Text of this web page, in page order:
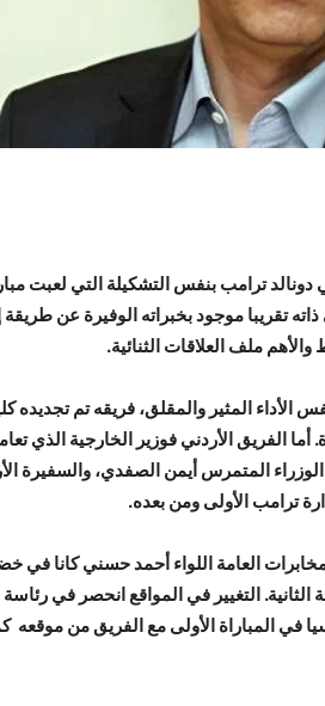
دونالد ترامب بنفس التشكيلة التي لعبت
تقريبا موجود بخبراته الوفيرة عن طريقة
ملف العلاقات الثنائية.
الأداء المثير والمقلق، فريقه تم تجديده
الفريق الأردني فوزير الخارجية الذي
المتمرس أيمن الصفدي، والسفيرة
ترامب الأولى ومن بعده.
العامة اللواء أحمد حسني كانا في
الثانية. التغيير في المواقع انحصر في
في المباراة الأولى مع الفريق من موقعه